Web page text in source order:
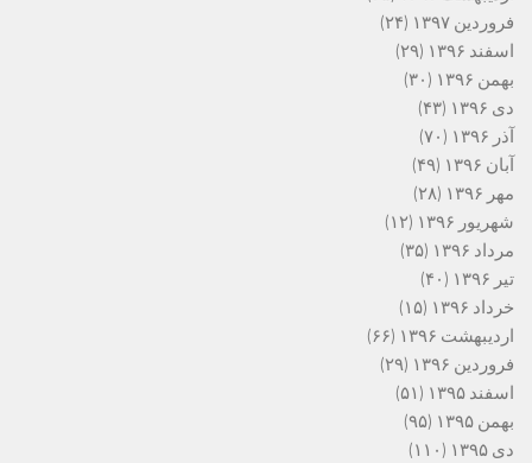
فروردین ۱۳۹۷
(۲۴)
اسفند ۱۳۹۶
(۲۹)
بهمن ۱۳۹۶
(۳۰)
دی ۱۳۹۶
(۴۳)
آذر ۱۳۹۶
(۷۰)
آبان ۱۳۹۶
(۴۹)
مهر ۱۳۹۶
(۲۸)
شهریور ۱۳۹۶
(۱۲)
مرداد ۱۳۹۶
(۳۵)
تیر ۱۳۹۶
(۴۰)
خرداد ۱۳۹۶
(۱۵)
اردیبهشت ۱۳۹۶
(۶۶)
فروردین ۱۳۹۶
(۲۹)
اسفند ۱۳۹۵
(۵۱)
بهمن ۱۳۹۵
(۹۵)
دی ۱۳۹۵
(۱۱۰)